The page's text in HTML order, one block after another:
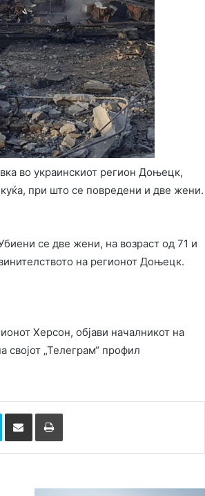
во украинскиот регион Доњецк,
при што се повредени и две жени.
се две жени, на возраст од 71 и
на регионот Доњецк.
Херсон, објави началникот на
„Телеграм“ профил
Skype Сподели преку Е-маил Испринтај